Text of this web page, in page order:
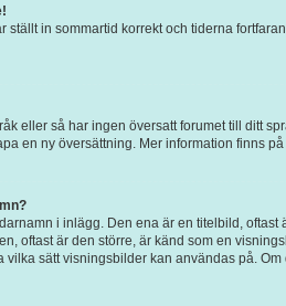
ställt in sommartid korrekt och tiderna
eller så har ingen översatt forumet till ditt
en ny översättning. Mer information finns
i inlägg. Den ena är en titelbild,
oftast är den större, är känd som en
sätt visningsbilder kan användas på.